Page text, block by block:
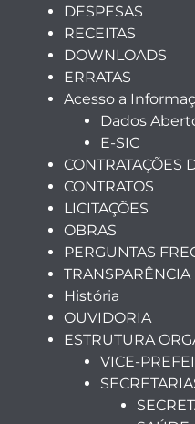
DESPESAS
RECEITAS
DOWNLOADS
ERRATAS
Acesso a
Dados
E-SIC
CONTRATAÇÕES
CONTRATOS
LICITAÇÕES
OBRAS
PERGUNTAS
TRANSPARÊNCIA
História
OUVIDORIA
ESTRUTURA
VICE-